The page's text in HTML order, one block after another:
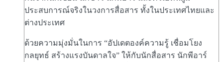
ประสบการณ์จริงในวงการสื่อสาร ทั้งในประเทศไทยและ
ต่างประเทศ
ด้วยความมุ่งมั่นในการ “อัปเดตองค์ความรู้ เชื่อมโยง
กลยุทธ์ สร้างแรงบันดาลใจ” ให้กับนักสื่อสาร นักพีอาร์